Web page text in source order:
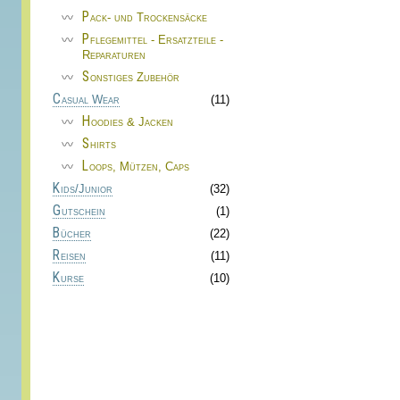
Pack- und Trockensäcke
Pflegemittel - Ersatzteile -
Reparaturen
Sonstiges Zubehör
Casual Wear
(11)
Hoodies & Jacken
Shirts
Loops, Mützen, Caps
Kids/Junior
(32)
Gutschein
(1)
Bücher
(22)
Reisen
(11)
Kurse
(10)